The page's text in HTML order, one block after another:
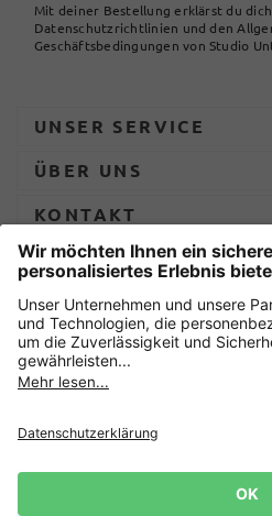
Mit deiner Bestellung erklärst du
Datenschutzrichtlinien und den
Geschäftsbedingungen von Studio
UNSER SERVICE
ÜBER UNS
KONTAKT
ZAHLUNG UND
Sicher einkaufen